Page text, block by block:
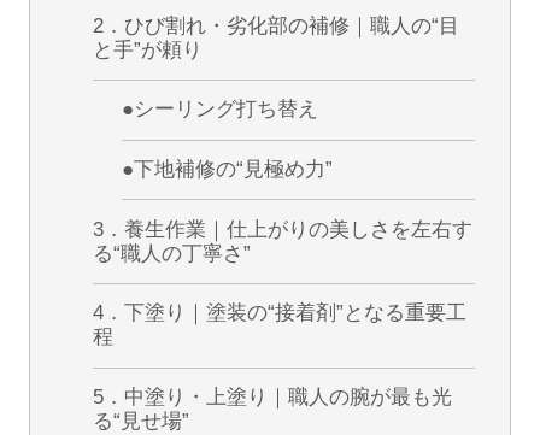
2．ひび割れ・劣化部の補修｜職人の“目
と手”が頼り
●シーリング打ち替え
●下地補修の“見極め力”
3．養生作業｜仕上がりの美しさを左右す
る“職人の丁寧さ”
4．下塗り｜塗装の“接着剤”となる重要工
程
5．中塗り・上塗り｜職人の腕が最も光
る“見せ場”